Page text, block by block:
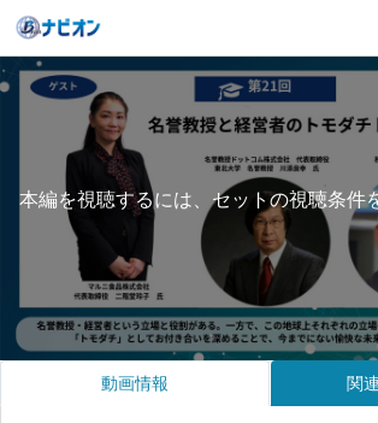
本編を視聴するには、セットの視聴条件
動画情報 関